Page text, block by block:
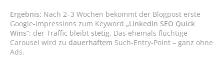
Ergebnis: Nach 2–3 Wochen bekommt der Blogpost erste
Google-Impressions zum Keyword „LinkedIn SEO Quick
Wins“; der Traffic bleibt stetig. Das ehemals flüchtige
Carousel wird zu dauerhaftem Such-Entry-Point – ganz ohne
Ads.